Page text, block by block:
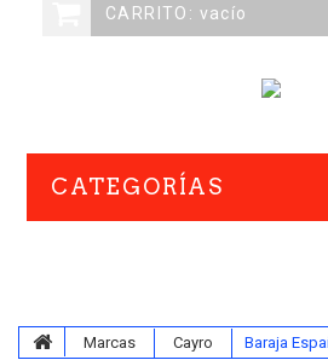
CARRITO: vacío
CATEGORÍAS
Marcas Cayro Baraja